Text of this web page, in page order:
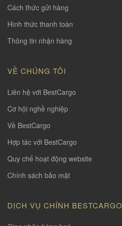
Cách thức gửi hàng
Hình thức thanh toàn
Thông tin nhận hàng
VỀ CHÚNG TÔI
Liên hệ với BestCargo
Cơ hội nghề nghiệp
Về BestCargo
Hợp tác với BestCargo
Quy chế hoạt động website
Chính sách bảo mật
DỊCH VỤ CHÍNH BESTCARGO